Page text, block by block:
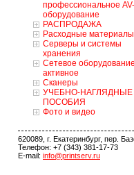
профессиональное AV-
оборудование
РАСПРОДАЖА
Расходные материалы
Серверы и системы
хранения
Сетевое оборудование
активное
Сканеры
УЧЕБНО-НАГЛЯДНЫЕ
ПОСОБИЯ
Фото и видео
620089, г. Екатеринбург, пер.
Телефон: +7 (343) 381-17-73
E-mail: info@printserv.ru